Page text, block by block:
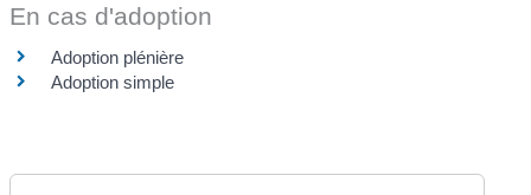
En cas d'adoption
Adoption plénière
Adoption simple